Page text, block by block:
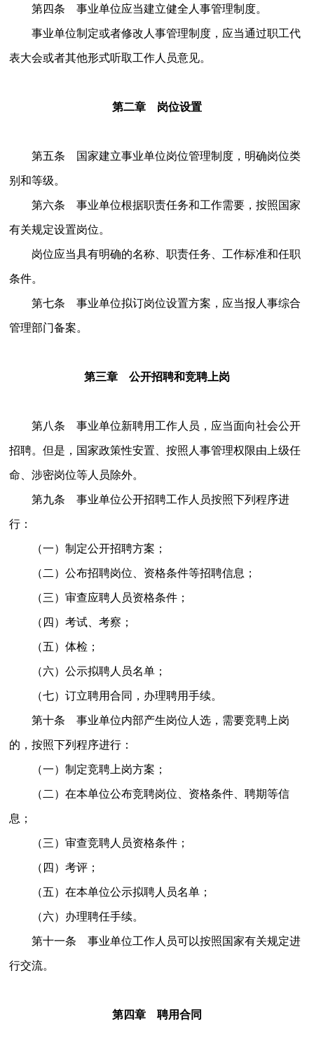
第四条 事业单位应当建立健全人事管理制度。
事业单位制定或者修改人事管理制度，应当通过职工代
表大会或者其他形式听取工作人员意见。
第二章 岗位设置
第五条 国家建立事业单位岗位管理制度，明确岗位类
别和等级。
第六条 事业单位根据职责任务和工作需要，按照国家
有关规定设置岗位。
岗位应当具有明确的名称、职责任务、工作标准和任职
条件。
第七条 事业单位拟订岗位设置方案，应当报人事综合
管理部门备案。
第三章 公开招聘和竞聘上岗
第八条 事业单位新聘用工作人员，应当面向社会公开
招聘。但是，国家政策性安置、按照人事管理权限由上级任
命、涉密岗位等人员除外。
第九条 事业单位公开招聘工作人员按照下列程序进
行：
（一）制定公开招聘方案；
（二）公布招聘岗位、资格条件等招聘信息；
（三）审查应聘人员资格条件；
（四）考试、考察；
（五）体检；
（六）公示拟聘人员名单；
（七）订立聘用合同，办理聘用手续。
第十条 事业单位内部产生岗位人选，需要竞聘上岗
的，按照下列程序进行：
（一）制定竞聘上岗方案；
（二）在本单位公布竞聘岗位、资格条件、聘期等信
息；
（三）审查竞聘人员资格条件；
（四）考评；
（五）在本单位公示拟聘人员名单；
（六）办理聘任手续。
第十一条 事业单位工作人员可以按照国家有关规定进
行交流。
第四章 聘用合同